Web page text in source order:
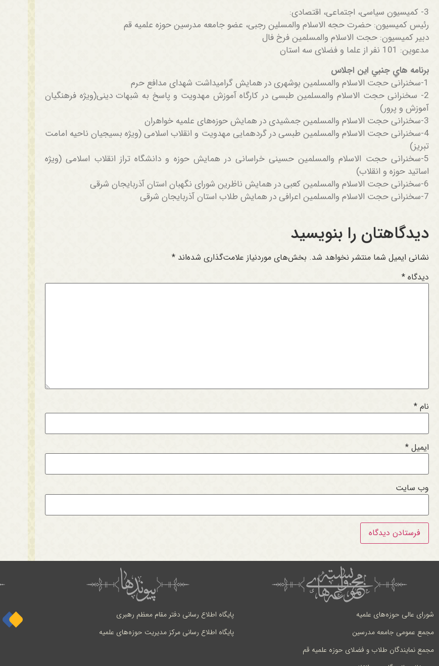
3- کمیسیون سیاسی، اجتماعی، اقتصادی:
رئیس کمیسیون: حضرت حجه الاسلام والمسلین رجبی، عضو جامعه مدرسین حوزه علمیه قم
دبیر کمیسیون: حجت الاسلام والمسلمین فرخ فال
مدعوین: 101 نفر از علما و فضلای سه استان
برنامه هاي جنبي این اجلاس
1-سخنرانی حجت الاسلام والمسلمین بوشهری در همایش گرامیداشت شهدای مدافع حرم
2- سخنرانی حجت الاسلام والمسلمین طبسی در کارگاه آموزش مهدویت و پاسخ به شبهات دینی(ویژه فرهنگیان
آموزش و پرور)
3-سخنرانی حجت الاسلام والمسلمین جمشیدی در همایش حوزه‌های علمیه خواهران
4-سخنرانی حجت الاسلام والمسلمین طبسی در گردهمایی مهدویت و انقلاب اسلامی (ویژه بسیجیان ناحیه امامت
تبریز)
5-سخنرانی حجت الاسلام والمسلمین حسینی خراسانی در همایش حوزه و دانشگاه تراز انقلاب اسلامی (ویژه
اساتید حوزه و انقلاب)
6-سخنرانی حجت الاسلام والمسلمین کعبی در همایش ناظرین شورای نگهبان استان آذربایجان شرقی
7-سخنرانی حجت الاسلام والمسلمین اعرافی در همایش طلاب استان آذربایجان شرقی
دیدگاهتان را بنویسید
نشانی ایمیل شما منتشر نخواهد شد. بخش‌های موردنیاز علامت‌گذاری شده‌اند *
دیدگاه *
نام *
ایمیل *
وب‌ سایت
شورای عالی حوزه‌های علمیه
مجمع عمومی جامعه مدرسین
مجمع نمایندگان طلاب و فضلای حوزه علمیه قم
پایگاه اطلاع رسانی دفتر مقام معظم رهبری
پایگاه اطلاع رسانی مرکز مدیریت حوزه‌های علمیه